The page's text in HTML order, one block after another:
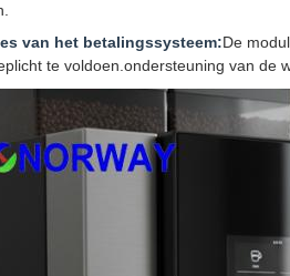
van het betalingssysteem:De
te voldoen.ondersteuning van de